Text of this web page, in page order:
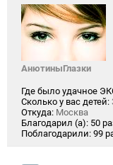
АнютиныГлазки
Где было удачное
Сколько у вас детей:
Откуда: Москва
Благодарил (а): 50
Поблагодарили: 99